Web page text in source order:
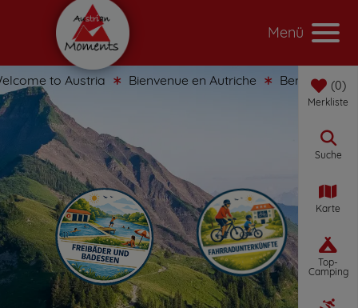
Menü
to Austria Bienvenue en Autriche Benvenuti in
0
Merkliste
Suche
Karte
Top-
Camping